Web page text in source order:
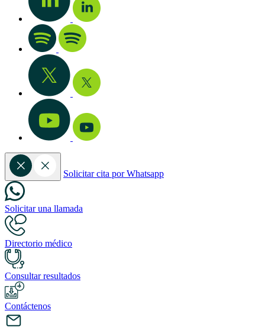
Solicitar cita por Whatsapp
Solicitar una llamada
Directorio médico
Consultar resultados
Contáctenos